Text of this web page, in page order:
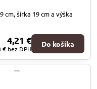
cm, šírka 19 cm a výška
4,21 €
€ bez DPH
Do košíka